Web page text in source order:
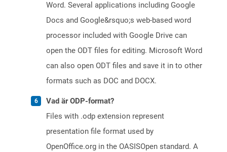
Word. Several applications including Google
Docs and Google&rsquo;s web-based word
processor included with Google Drive can
open the ODT files for editing. Microsoft Word
can also open ODT files and save it in to other
formats such as DOC and DOCX.
Vad är ODP-format?
Files with .odp extension represent
presentation file format used by
OpenOffice.org in the OASISOpen standard. A